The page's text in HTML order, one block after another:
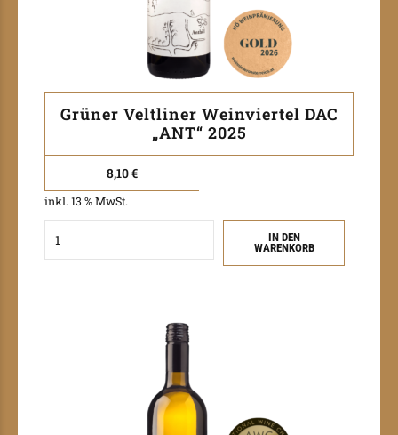
Grüner Veltliner Weinviertel DAC
„ANT“ 2025
8,10€
inkl. 13 % MwSt.
IN DEN
WARENKORB